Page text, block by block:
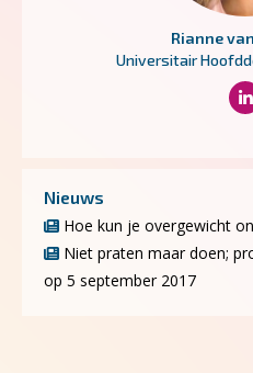
Rianne
Universitair
Nieuws
Hoe kun je overgewicht
Niet praten maar doen;
op 5 september 2017